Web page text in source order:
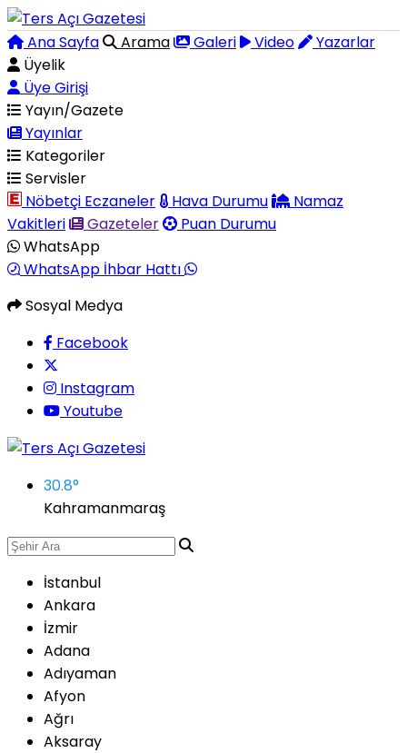
Ana Sayfa Arama Galeri Video
Yazarlar
Üyelik
Üye Girişi
Yayın/Gazete
Yayınlar
Kategoriler
Servisler
Nöbetçi Eczaneler
Hava Durumu
Namaz
Vakitleri
Gazeteler
Puan Durumu
WhatsApp
WhatsApp İhbar Hattı
Sosyal Medya
Facebook
Instagram
Youtube
30.8°
Kahramanmaraş
İstanbul
Ankara
İzmir
Adana
Adıyaman
Afyon
Ağrı
Aksaray